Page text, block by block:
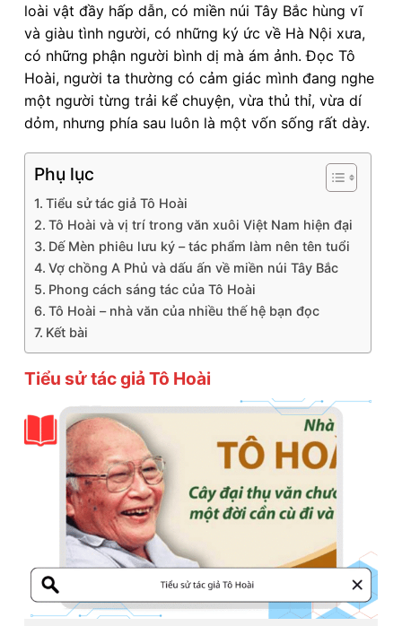
loài vật đầy hấp dẫn, có miền núi Tây Bắc hùng vĩ
và giàu tình người, có những ký ức về Hà Nội xưa,
có những phận người bình dị mà ám ảnh. Đọc Tô
Hoài, người ta thường có cảm giác mình đang nghe
một người từng trải kể chuyện, vừa thủ thỉ, vừa dí
dỏm, nhưng phía sau luôn là một vốn sống rất dày.
Phụ lục
Tiểu sử tác giả Tô Hoài
Tô Hoài và vị trí trong văn xuôi Việt Nam hiện đại
Dế Mèn phiêu lưu ký – tác phẩm làm nên tên tuổi
Vợ chồng A Phủ và dấu ấn về miền núi Tây Bắc
Phong cách sáng tác của Tô Hoài
Tô Hoài – nhà văn của nhiều thế hệ bạn đọc
Kết bài
Tiểu sử tác giả Tô Hoài